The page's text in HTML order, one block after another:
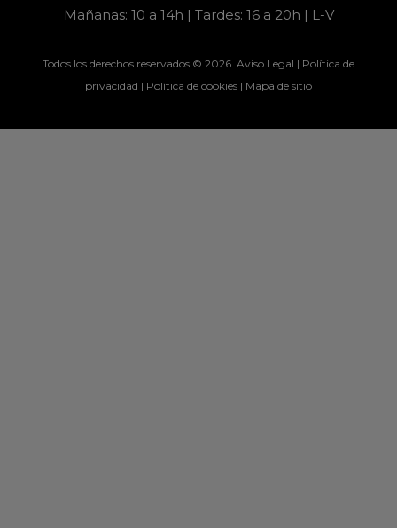
Mañanas: 10 a 14h | Tardes: 16 a 20h | L-V
Todos los derechos reservados © 2026. Aviso Legal | Política de
privacidad | Política de cookies | Mapa de sitio